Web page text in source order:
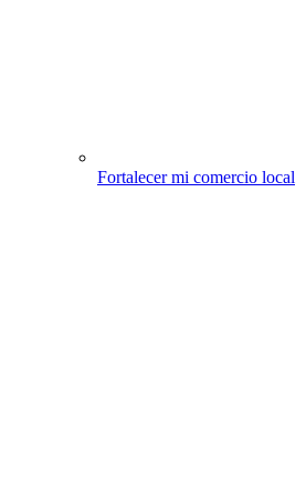
Fortalecer mi comercio local